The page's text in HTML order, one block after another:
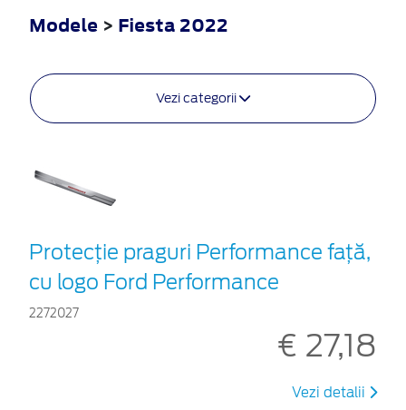
Modele > Fiesta 2022
Vezi categorii
Protecție praguri Performance față,
cu logo Ford Performance
2272027
€ 27,18
Vezi detalii